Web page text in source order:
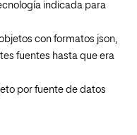
indicada para
con formatos json,
fuentes hasta que era
por fuente de datos